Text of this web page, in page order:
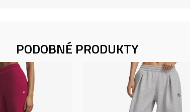
PODOBNÉ PRODUKTY